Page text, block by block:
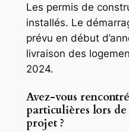
Les permis de
installés. Le
prévu en début
livraison des
2024.
Avez-vous
particulières lors
projet ?